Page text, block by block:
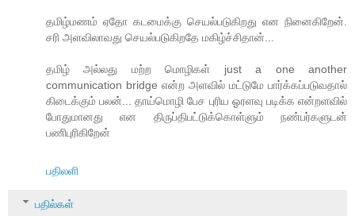
தமிழ்மணம் ஏதோ கடமைக்கு செயல்படுகிறது என நினைகிறேன்.
சரி அளவிலாவது செயல்படுகிறதே மகிழ்ச்சிதான்...
தமிழ் அல்லது மற்ற மொழிகள் just a one another
communication bridge என்ற அளவில் மட்டுமே பார்க்கப்படுவதால்
கிடைக்கும் பலன்... தாய்மொழி பேச புரிய ஓரளவு படிக்க என்றளவில்
போதுமானது என திருப்திபட்டுக்கொள்ளும் நண்பர்களுடன்
பணிபுரிகிறேன்
பதிலளி
பதில்கள்